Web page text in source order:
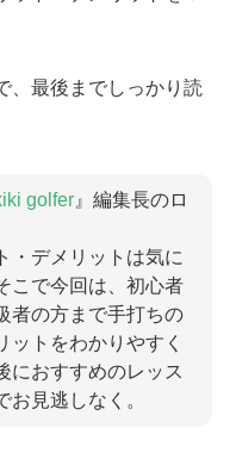
、最後までしっかり読
golfer 』編集長のロ
・デメリットは気に
こで今回は、初心者
者の方まで手打ちの
ットをわかりやすく
におすすめのレッス
お見逃しなく。